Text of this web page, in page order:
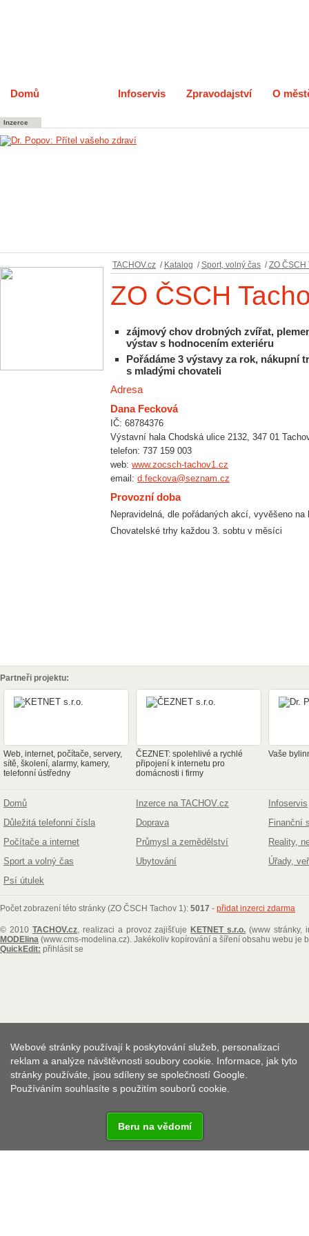
Domů Infoservis Zpravodajství O
Inzerce
TACHOV.cz / Katalog / Sport, volný čas / ZO ČSCH
ZO ČSCH
zájmový chov drobných zvířat,
výstav s hodnocením exteriéru
Pořádáme 3 výstavy za rok, nákupní
s mladými chovateli
Adresa
Dana Fecková
IČ: 68784376
Výstavní hala Chodská ulice 2132, 347 01
telefon: 737 159 003
web: www.zocsch-tachov1.cz
email: d.feckova@seznam.cz
Provozní doba
Nepravidelná, dle pořádaných akcí, vyvěšeno na
Chovatelské trhy každou 3. sobtu v měsíci
Partneři projektu:
Web, internet, počítače, servery,
sítě, školení, alarmy, kamery,
telefonní ústředny
ČEZNET: spolehlivé a rychlé
připojení k internetu pro
domácnosti i firmy
Vaše
Domů Inzerce na TACHOV.cz
Infoservis
Důležitá telefonní čísla
Doprava
Finanční
Počítače a internet
Průmysl a zemědělství
Reality,
Sport a volný čas
Ubytování
Úřady,
Psí útulek
Počet zobrazení této stránky (ZO ČSCH Tachov 1): 5017 - přidat inzerci zdarma
© 2010 TACHOV.cz, realizaci a provoz zajišťujeKETNET s.r.o. (www stránky,
MODElina (www.cms-modelina.cz) . Jakékoliv kopírování a šíření obsahu webu je
QuickEdit: přihlásit se
Webové stránky používají k poskytování služeb, personalizaci
reklam a analýze návštěvnosti soubory cookie. Informace, jak tyto
stránky používáte, jsou sdíleny se společností Google.
Používáním souhlasíte s použitím souborů cookie.
Beru na vědomí